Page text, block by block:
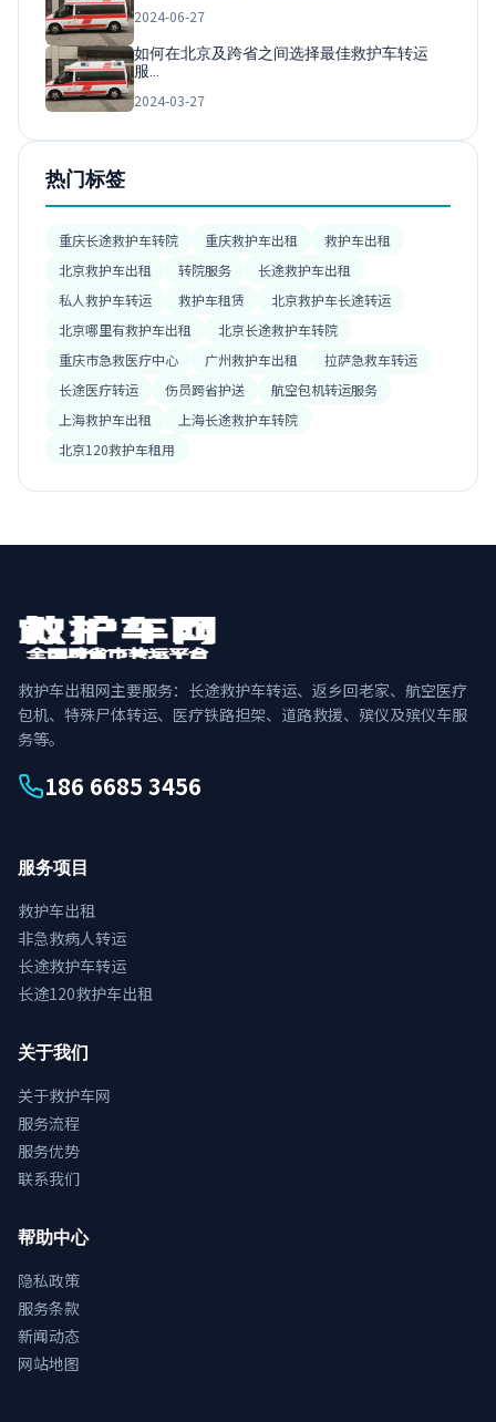
2024-06-27
如何在北京及跨省之间选择最佳救护车转运
服…
2024-03-27
热门标签
重庆长途救护车转院 重庆救护车出租
救护车出租
北京救护车出租
转院服务
长途救护车出租
私人救护车转运
救护车租赁
北京救护车长途转运
北京哪里有救护车出租
北京长途救护车转院
重庆市急救医疗中心
广州救护车出租
拉萨急救车转运
长途医疗转运
伤员跨省护送
航空包机转运服务
上海救护车出租
上海长途救护车转院
北京120救护车租用
救护车出租网主要服务：长途救护车转运、返乡回老家、航空医疗
包机、特殊尸体转运、医疗铁路担架、道路救援、殡仪及殡仪车服
务等。
186 6685 3456
服务项目
救护车出租
非急救病人转运
长途救护车转运
长途120救护车出租
关于我们
关于救护车网
服务流程
服务优势
联系我们
帮助中心
隐私政策
服务条款
新闻动态
网站地图